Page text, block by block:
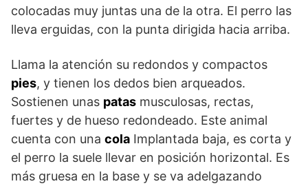
colocadas muy juntas una de la otra. El perro las
lleva erguidas, con la punta dirigida hacia arriba.
Llama la atención su redondos y compactos
pies, y tienen los dedos bien arqueados.
Sostienen unas patas musculosas, rectas,
fuertes y de hueso redondeado. Este animal
cuenta con una cola Implantada baja, es corta y
el perro la suele llevar en posición horizontal. Es
más gruesa en la base y se va adelgazando